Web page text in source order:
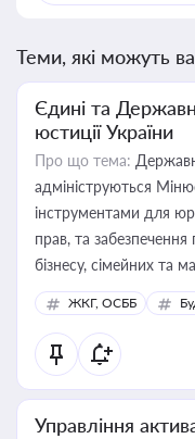
Теми, які можуть
Єдині та
юстиції України
Про що тема:
адмініструються
інструментами для
прав, та забезпечення
бізнесу, сімейних та
ЖКГ, ОСББ
Управління